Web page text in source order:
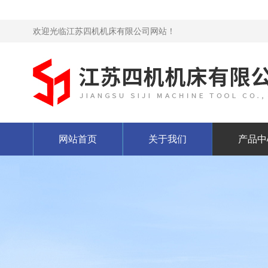
欢迎光临江苏四机机床有限公司网站！
网站首页 关于我们 产品